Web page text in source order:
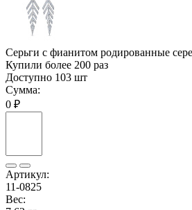
Серьги с фианитом родированные
Купили более 200 раз
Доступно 103 шт
Сумма:
0 ₽
Артикул:
11-0825
Вес: